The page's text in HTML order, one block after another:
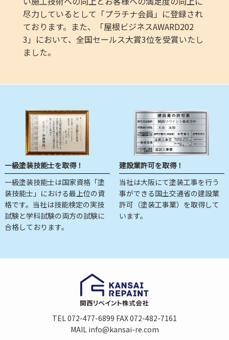
尽力しているとして「プラチナ会員」に登録され
ております。また、「屋根ビジネスAWARD202
3」において、全国セールス大賞3位を受賞いたし
ました。
一級塗装技能士を取得！
一級塗装技能士は国家資格「塗
装技能士」における最上位の資
格です。当社は技能検定の実技
試験と学科試験の両方の試験に
合格しております。
建設業許可を取得！
当社は大阪にて塗装工事を行う
事ができる国土交通省の建設業
許可（塗装工事業）を取得して
います。
TEL 072-477-6899 FAX 072-482-7161
MAIL info@kansai-re.com